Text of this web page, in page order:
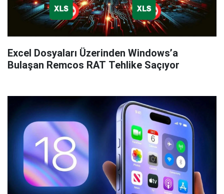
Excel Dosyaları Üzerinden Windows’a
Bulaşan Remcos RAT Tehlike Saçıyor